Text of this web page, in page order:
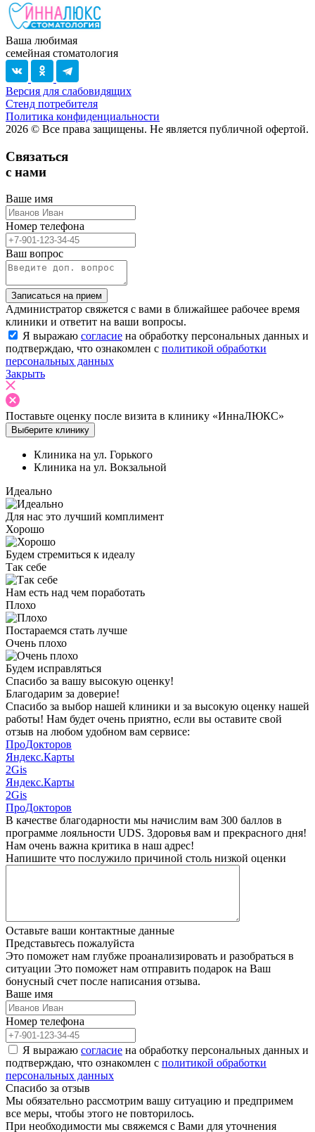
Ваша любимая
семейная стоматология
Версия для слабовидящих
Стенд потребителя
Политика конфиденциальности
2026 © Все права защищены. Не является публичной офертой.
Связаться
с нами
Ваше имя
Номер телефона
Ваш вопрос
Записаться на прием
Администратор свяжется с вами в ближайшее рабочее время
клиники и ответит на ваши вопросы.
Я выражаю согласие на обработку персональных данных и
подтверждаю, что ознакомлен с политикой обработки
персональных данных
Закрыть
Поставьте оценку после визита в клинику «ИннаЛЮКС»
Выберите клинику
Клиника на ул. Горького
Клиника на ул. Вокзальной
Идеально
Для нас это лучший комплимент
Хорошо
Будем стремиться к идеалу
Так себе
Нам есть над чем поработать
Плохо
Постараемся стать лучше
Очень плохо
Будем исправляться
Спасибо за вашу высокую оценку!
Благодарим за доверие!
Спасибо за выбор нашей клиники и за высокую оценку нашей
работы! Нам будет очень приятно, если вы оставите свой
отзыв на любом удобном вам сервисе:
ПроДокторов
Яндекс.Карты
2Gis
Яндекс.Карты
2Gis
ПроДокторов
В качестве благодарности мы начислим вам 300 баллов в
программе лояльности UDS. Здоровья вам и прекрасного дня!
Нам очень важна критика в наш адрес!
Напишите что послужило причиной столь низкой оценки
Оставьте ваши контактные данные
Представьтесь пожалуйста
Это поможет нам глубже проанализировать и разобраться в
ситуации Это поможет нам отправить подарок на Ваш
бонусный счет после написания отзыва.
Ваше имя
Номер телефона
Я выражаю согласие на обработку персональных данных и
подтверждаю, что ознакомлен с политикой обработки
персональных данных
Спасибо за отзыв
Мы обязательно рассмотрим вашу ситуацию и предпримем
все меры, чтобы этого не повторилось.
При необходимости мы свяжемся с Вами для уточнения